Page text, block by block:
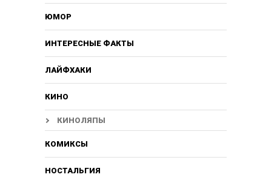
ЮМОР
ИНТЕРЕСНЫЕ ФАКТЫ
ЛАЙФХАКИ
КИНО
КИНОЛЯПЫ
КОМИКСЫ
НОСТАЛЬГИЯ